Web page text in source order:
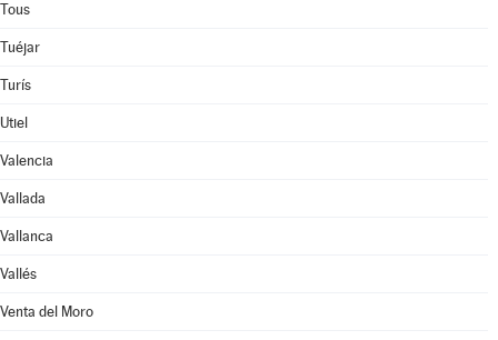
Tous
Tuéjar
Turís
Utiel
Valencia
Vallada
Vallanca
Vallés
Venta del Moro